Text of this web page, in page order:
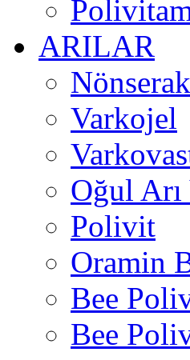
ARILAR
Varkojel
Oğul Arı
Polivit
Oramin
Bee
Bee